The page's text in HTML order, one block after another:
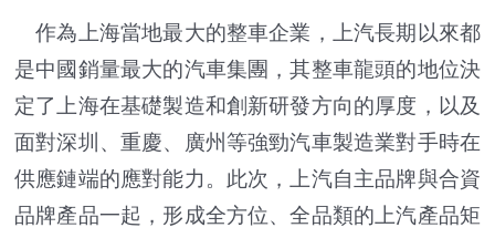
作為上海當地最大的整車企業，上汽長期以來都
是中國銷量最大的汽車集團，其整車龍頭的地位決
定了上海在基礎製造和創新研發方向的厚度，以及
面對深圳、重慶、廣州等強勁汽車製造業對手時在
供應鏈端的應對能力。此次，上汽自主品牌與合資
品牌產品一起，形成全方位、全品類的上汽產品矩